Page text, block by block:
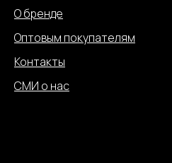
О бренде
Оптовым покупателям
Контакты
СМИ о нас